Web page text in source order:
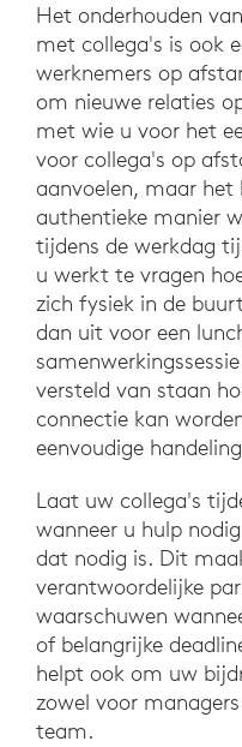
Het onderhouden
met collega's is ook
werknemers op
om nieuwe relaties
met wie u voor het
voor collega's op
aanvoelen, maar het
authentieke manier
tijdens de werkdag
u werkt te vragen
zich fysiek in de
dan uit voor een
versteld van staan
connectie kan
eenvoudige
Laat uw collega's
wanneer u hulp
dat nodig is. Dit
verantwoordelijke
waarschuwen
of belangrijke
helpt ook om uw
zowel voor
team.